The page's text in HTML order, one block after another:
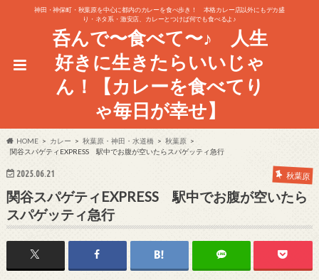
神田・神保町・秋葉原を中心に都内のカレーを食べ歩き！ 本格カレー店以外にもデカ盛
り・ネタ系・激安店、カレーとつけば何でも食べるよ♪
呑んで〜食べて〜♪ 人生
好きに生きたらいいじゃ
ん！【カレーを食べてり
ゃ毎日が幸せ】
HOME カレー 秋葉原・神田・水道橋
秋葉原
関谷スパゲティEXPRESS 駅中でお腹が空いたらスパゲッティ急行
2025.06.21 秋葉原
関谷スパゲティEXPRESS 駅中でお腹が空いたら
スパゲッティ急行